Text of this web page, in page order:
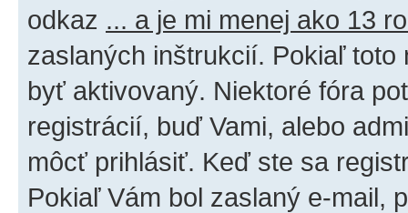
odkaz ... a je mi menej ako 13
zaslaných inštrukcií. Pokiaľ
byť aktivovaný. Niektoré fóra
registrácií, buď Vami, alebo
môcť prihlásiť. Keď ste sa
Pokiaľ Vám bol zaslaný e-mail,